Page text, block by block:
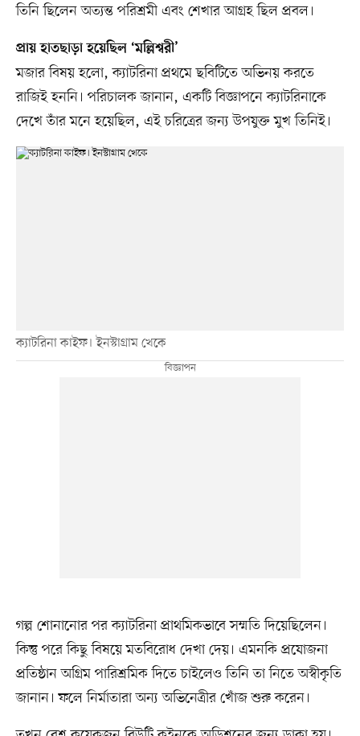
তিনি ছিলেন অত্যন্ত পরিশ্রমী এবং শেখার আগ্রহ ছিল প্রবল।
প্রায় হাতছাড়া হয়েছিল ‘মল্লিশ্বরী’
মজার বিষয় হলো, ক্যাটরিনা প্রথমে ছবিটিতে অভিনয় করতে
রাজিই হননি। পরিচালক জানান, একটি বিজ্ঞাপনে ক্যাটরিনাকে
দেখে তাঁর মনে হয়েছিল, এই চরিত্রের জন্য উপযুক্ত মুখ তিনিই।
ক্যাটরিনা কাইফ। ইনস্টাগ্রাম খেকে
গল্প শোনানোর পর ক্যাটরিনা প্রাথমিকভাবে সম্মতি দিয়েছিলেন।
কিন্তু পরে কিছু বিষয়ে মতবিরোধ দেখা দেয়। এমনকি প্রযোজনা
প্রতিষ্ঠান অগ্রিম পারিশ্রমিক দিতে চাইলেও তিনি তা নিতে অস্বীকৃতি
জানান। ফলে নির্মাতারা অন্য অভিনেত্রীর খোঁজ শুরু করেন।